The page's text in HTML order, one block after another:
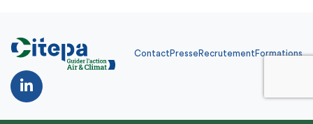
Contact Presse Recrutement Formations